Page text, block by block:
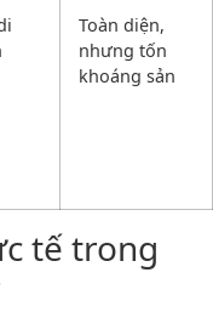
Toàn diện,
nhưng tốn
khoáng sản
tế trong